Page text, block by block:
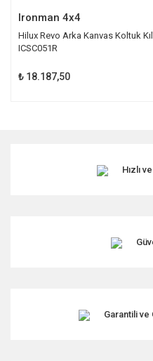
Ironman 4x4
Hilux Revo Arka Kanvas Koltuk
ICSC051R
₺ 18.187,50
Hızlı
Garantili